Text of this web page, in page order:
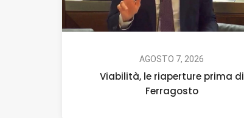
AGOSTO 7, 2026
Viabilità, le riaperture prima di
Ferragosto